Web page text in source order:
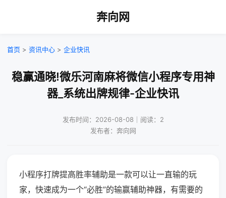
奔向网
首页 > 资讯中心 > 企业快讯
稳赢通晓!微乐河南麻将微信小程序专用神
器_系统出牌规律-企业快讯
发布时间：2026-08-08｜阅读：2
发布者：奔向网
小程序打牌提高胜率辅助是一款可以让一直输的玩
家，快速成为一个“必胜”的输赢辅助神器，有需要的